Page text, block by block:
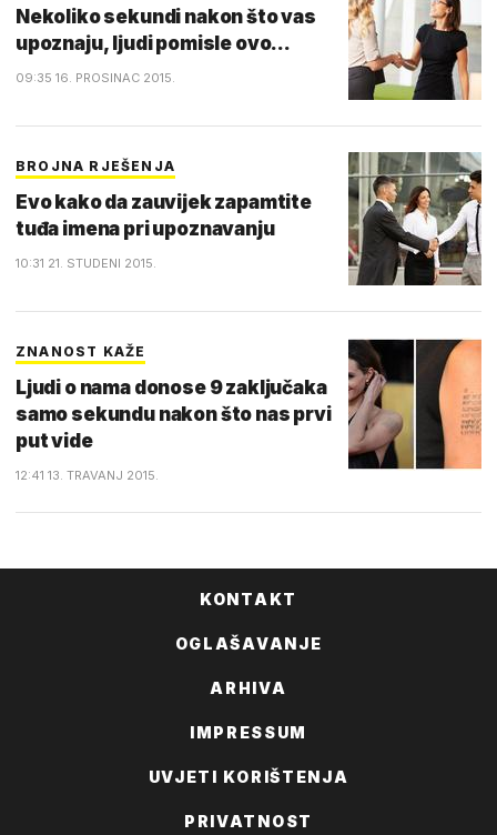
Nekoliko sekundi nakon što vas
upoznaju, ljudi pomisle ovo...
09:35 16. PROSINAC 2015.
BROJNA RJEŠENJA
Evo kako da zauvijek zapamtite
tuđa imena pri upoznavanju
10:31 21. STUDENI 2015.
ZNANOST KAŽE
Ljudi o nama donose 9 zaključaka
samo sekundu nakon što nas prvi
put vide
12:41 13. TRAVANJ 2015.
KONTAKT
OGLAŠAVANJE
ARHIVA
IMPRESSUM
UVJETI KORIŠTENJA
PRIVATNOST